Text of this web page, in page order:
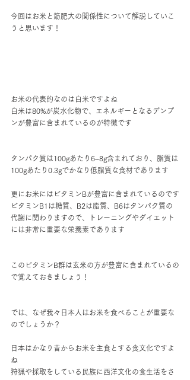
今回はお米と筋肥大の関係性について解説していこ
うと思います！
お米の代表的なのは白米ですよね
白米は80%が炭水化物で、エネルギーとなるデンプ
ンが豊富に含まれているのが特徴です
タンパク質は100gあたり6~8g含まれており、脂質は
100gあたり0.3gでかなり低脂質な食材であります
更にお米にはビタミンBが豊富に含まれているのです
ビタミンB1は糖質、B2は脂質、B6はタンパク質の
代謝に関わりますので、トレーニングやダイエット
には非常に重要な栄養素であります
このビタミンB群は玄米の方が豊富に含まれているの
で覚えておきましょう！
では、なぜ我々日本人はお米を食べることが重要な
のでしょうか？
日本はかなり昔からお米を主食とする食文化ですよ
ね
狩猟や採取をしている民族に西洋文化の食生活をさ